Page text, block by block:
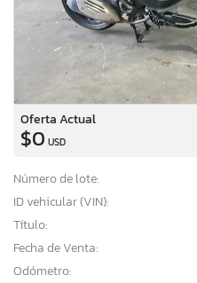
Oferta Actual
$0 USD
Número de lote:
ID vehicular (VIN):
Título:
Fecha de Venta:
Odómetro: